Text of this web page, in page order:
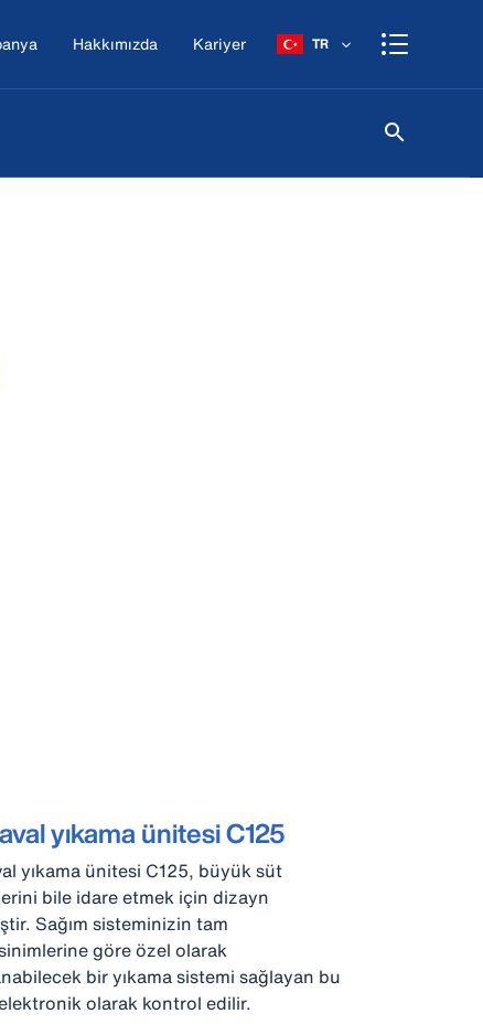
Hakkımızda Kariyer TR
yıkama ünitesi C125
yıkama ünitesi C125, büyük süt
bile idare etmek için dizayn
Sağım sisteminizin tam
göre özel olarak
bir yıkama sistemi sağlayan bu
olarak kontrol edilir.